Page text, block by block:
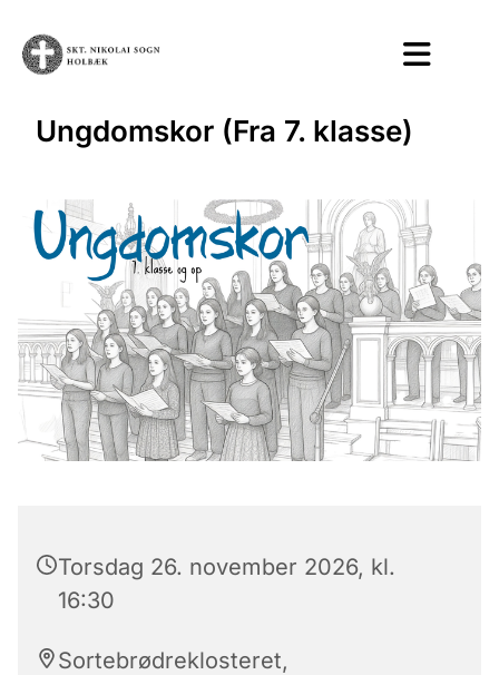
Ungdomskor (Fra 7. klasse)
Torsdag 26. november 2026, kl.
16:30
Sortebrødreklosteret,